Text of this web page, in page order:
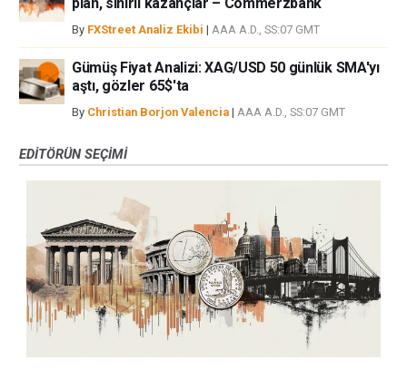
By FXStreet Analiz Ekibi | AAA A.D., SS:07 GMT
Gümüş Fiyat Analizi: XAG/USD 50 günlük SMA'yı
aştı, gözler 65$'ta
By Christian Borjon Valencia | AAA A.D., SS:07 GMT
EDITÖRÜN SEÇIMI